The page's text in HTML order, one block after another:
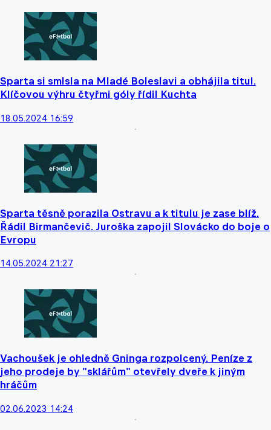
Sparta si smlsla na Mladé Boleslavi a obhájila titul.
Klíčovou výhru čtyřmi góly řídil Kuchta
18.05.2024 16:59
Sparta těsně porazila Ostravu a k titulu je zase blíž.
Řádil Birmančevič. Juroška zapojil Slovácko do boje o
Evropu
14.05.2024 21:27
Vachoušek je ohledně Gninga rozpolcený. Peníze z
jeho prodeje by "sklářům" otevřely dveře k jiným
hráčům
02.06.2023 14:24